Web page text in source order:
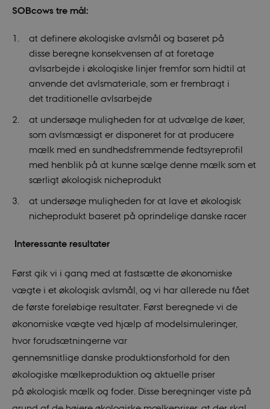
SOBcows tre mål:
at definere økologiske avlsmål og baseret på
disse beregne konsekvensen af at foretage
avlsarbejde i økologiske linjer fremfor som hidtil at
anvende det avlsmateriale, som er frembragt i
det traditionelle avlsarbejde
at undersøge muligheden for at udvælge de køer,
som avlsmæssigt er disponeret for at producere
mælk med en sundhedsfremmende fedtsyreprofil
med henblik på at kunne sælge denne mælk som et
særligt økologisk nicheprodukt
at undersøge muligheden for at lave et økologisk
nicheprodukt baseret på oprindelige danske racer
Interessante resultater
Først gik vi i gang med at fastsætte de økonomiske
vægte i et økologisk avlsmål, og vi har allerede nu fået
de første foreløbige resultater. Først beregnede vi de
økonomiske vægte ved hjælp af modelsimuleringer,
hvor forudsætningerne var
gennemsnitlige danske produktionsforhold for den
økologiske mælkeproduktion og aktuelle priser
på økologisk mælk og foder. Disse beregninger viste på